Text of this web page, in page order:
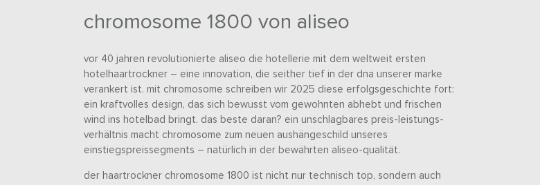
chromosome 1800 von aliseo
vor 40 jahren revolutionierte aliseo die hotellerie mit dem weltweit ersten
hotelhaartrockner – eine innovation, die seither tief in der dna unserer marke
verankert ist. mit chromosome schreiben wir 2025 diese erfolgsgeschichte fort:
ein kraftvolles design, das sich bewusst vom gewohnten abhebt und frischen
wind ins hotelbad bringt. das beste daran? ein unschlagbares preis-leistungs-
verhältnis macht chromosome zum neuen aushängeschild unseres
einstiegspreissegments – natürlich in der bewährten aliseo-qualität.
der haartrockner chromosome 1800 ist nicht nur technisch top, sondern auch